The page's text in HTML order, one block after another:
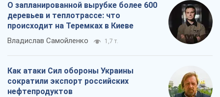
О запланированной вырубке более 600
деревьев и теплотрассе: что
происходит на Теремках в Киеве
Владислав Самойленко 1,7 т.
Как атаки Сил обороны Украины
сократили экспорт российских
нефтепродуктов